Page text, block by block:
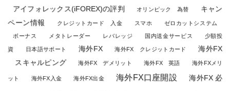
アイフォレックス(iFOREX)の評判 オリンピック 為替
キャン
ペーン情報
クレジットカード 入金 スマホ ゼロカットシステム
ボーナス メタトレーダー レバレッジ 国内送金サービス 少額投
資 日本語サポート 海外FX 海外FX クレジットカード
海外FX
スキャルピング
海外FX デメリット 海外FX 英語 海外FXメリ
ット 海外FX入金 海外FX出金 海外FX口座開設 海外FX 必